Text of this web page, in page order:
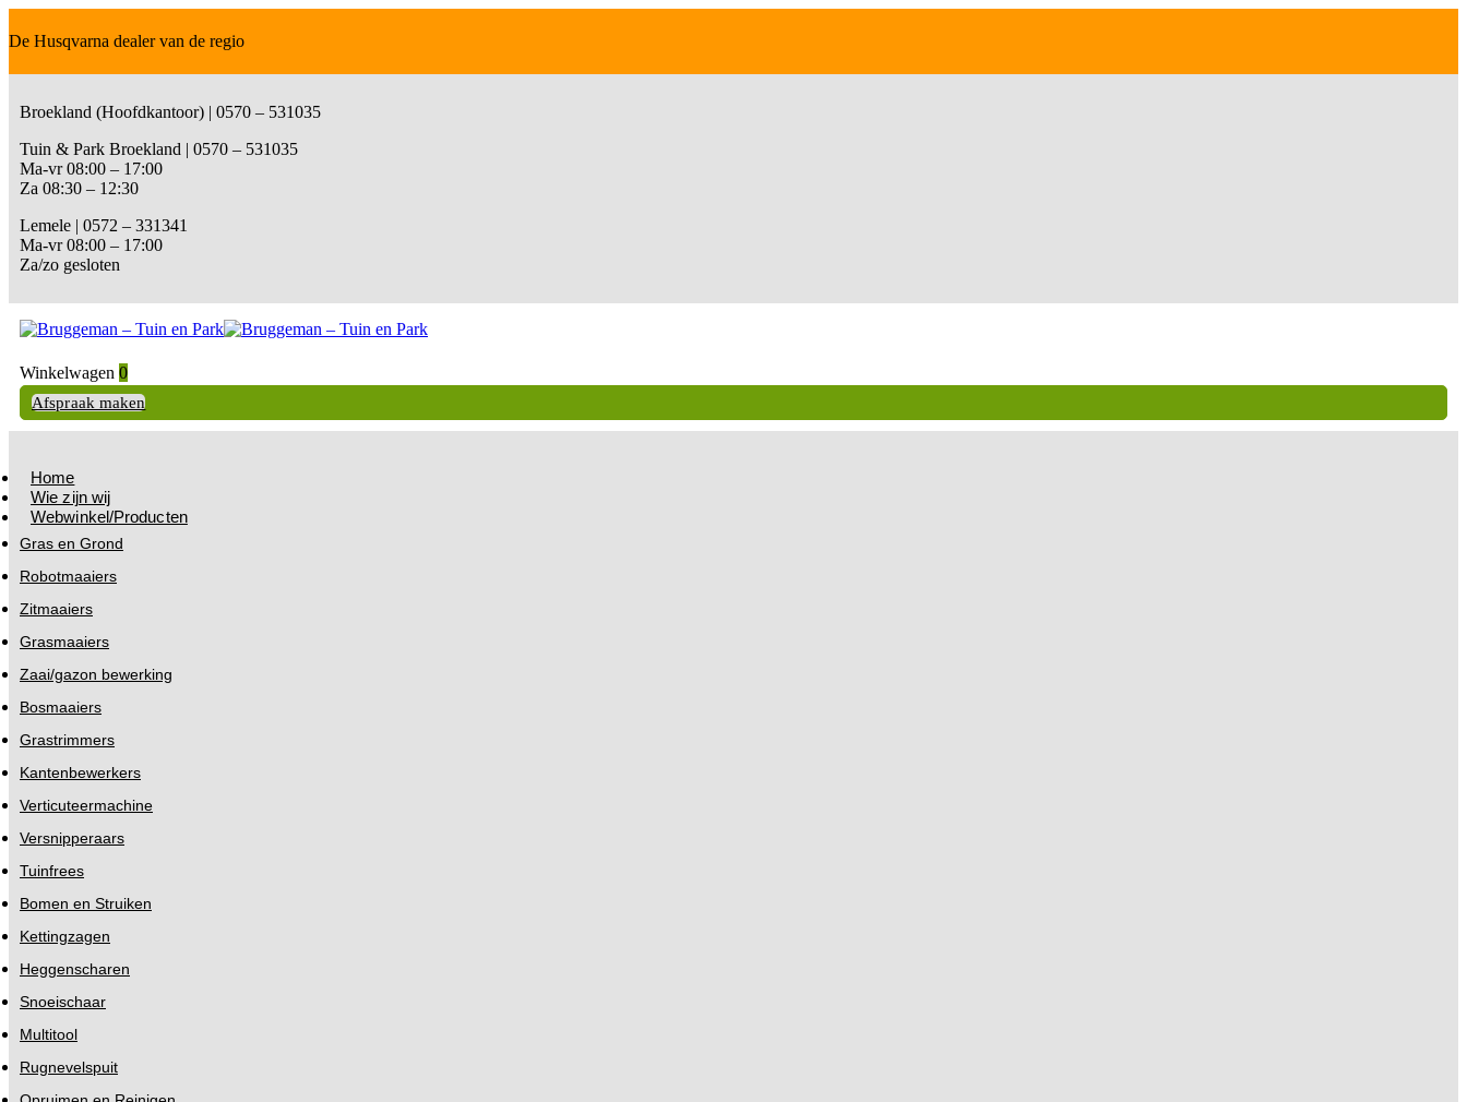
De Husqvarna dealer van de regio
Broekland (Hoofdkantoor) | 0570 – 531035
Tuin & Park Broekland | 0570 – 531035
Ma-vr 08:00 – 17:00
Za 08:30 – 12:30
Lemele | 0572 – 331341
Ma-vr 08:00 – 17:00
Za/zo gesloten
Winkelwagen 0
Afspraak maken
Home
Wie zijn wij
Webwinkel/Producten
Gras en Grond
Robotmaaiers
Zitmaaiers
Grasmaaiers
Zaai/gazon bewerking
Bosmaaiers
Grastrimmers
Kantenbewerkers
Verticuteermachine
Versnipperaars
Tuinfrees
Bomen en Struiken
Kettingzagen
Heggenscharen
Snoeischaar
Multitool
Rugnevelspuit